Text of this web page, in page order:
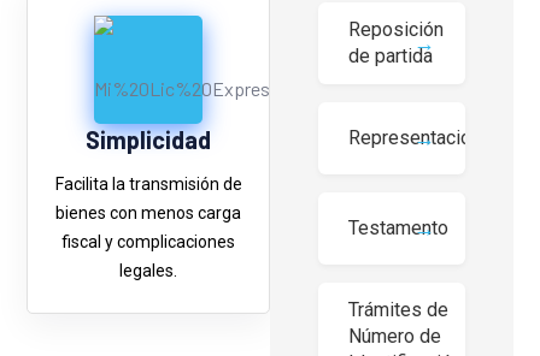
Simplicidad
Facilita la transmisión de
bienes con menos carga
fiscal y complicaciones
legales.
Reposición
de partida
Representaciones
Testamento
Trámites de
Número de